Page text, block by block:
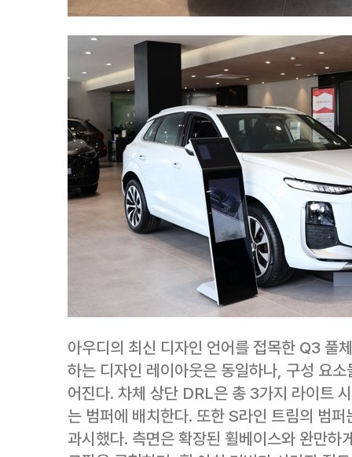
아우디의 최신 디자인 언어를 접목한 Q3 풀
하는 디자인 레이아웃은 동일하나, 구성 요
어진다. 차체 상단 DRL은 총 3가지 라이트
는 범퍼에 배치한다. 또한 S라인 트림의 범
과시했다. 측면은 확장된 휠베이스와 완만하